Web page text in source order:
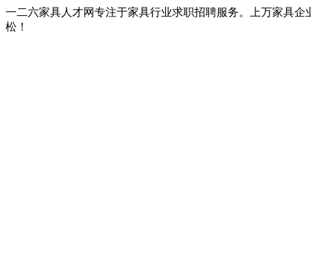
一二六家具人才网专注于家具行业求职招聘服务。上万家具
松！